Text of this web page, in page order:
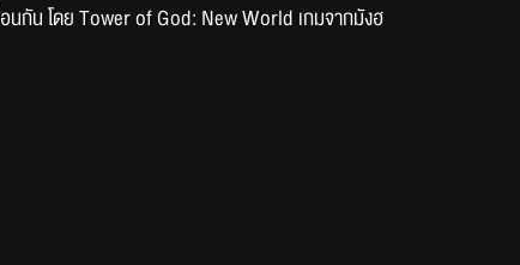
นกัน โดย Tower of God: New World เกมจากมังฮ